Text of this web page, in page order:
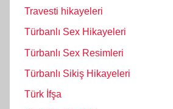
Travesti hikayeleri
Türbanlı Sex Hikayeleri
Türbanlı Sex Resimleri
Türbanlı Sikiş Hikayeleri
Türk İfşa